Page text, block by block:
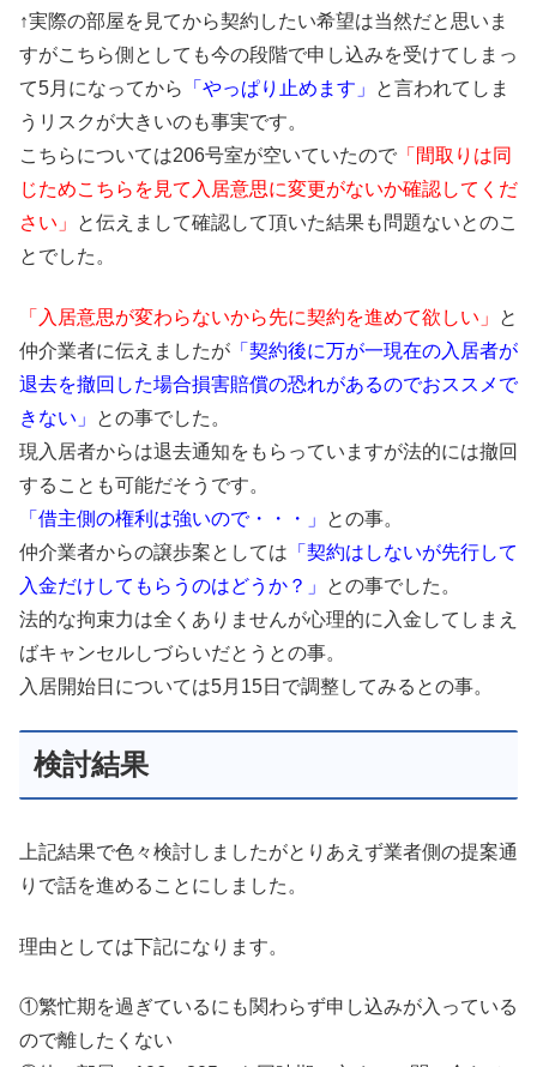
↑実際の部屋を見てから契約したい希望は当然だと思いま
すがこちら側としても今の段階で申し込みを受けてしまっ
て5月になってから
「やっぱり止めます」
と言われてしま
うリスクが大きいのも事実です。
こちらについては206号室が空いていたので 「間取りは同
じためこちらを見て入居意思に変更がないか確認してくだ
さい」
と伝えまして確認して頂いた結果も問題ないとのこ
とでした。
「入居意思が変わらないから先に契約を進めて欲しい」
と
仲介業者に伝えましたが 「契約後に万が一現在の入居者が
退去を撤回した場合損害賠償の恐れがあるのでおススメで
きない」
との事でした。
現入居者からは退去通知をもらっていますが法的には撤回
することも可能だそうです。
「借主側の権利は強いので・・・」
との事。
仲介業者からの譲歩案としては 「契約はしないが先行して
入金だけしてもらうのはどうか？」
との事でした。
法的な拘束力は全くありませんが心理的に入金してしまえ
ばキャンセルしづらいだとうとの事。
入居開始日については5月15日で調整してみるとの事。
検討結果
上記結果で色々検討しましたがとりあえず業者側の提案通
りで話を進めることにしました。
理由としては下記になります。
①繁忙期を過ぎているにも関わらず申し込みが入っている
ので離したくない